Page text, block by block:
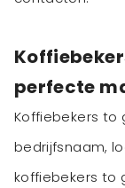
perfecte
Koffiebekers to
bedrijfsnaam,
koffiebekers to